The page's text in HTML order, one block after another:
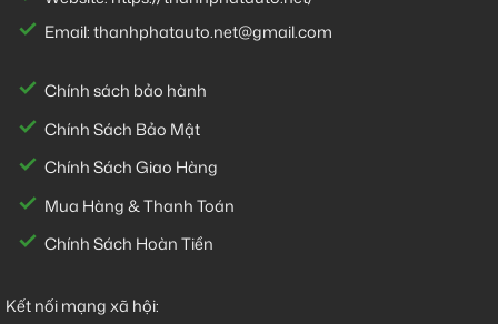
Email:thanhphatauto.net@gmail.com
Chính sách bảo hành
Chính Sách Bảo Mật
Chính Sách Giao Hàng
Mua Hàng & Thanh Toán
Chính Sách Hoàn Tiền
Kết nối mạng xã hội: